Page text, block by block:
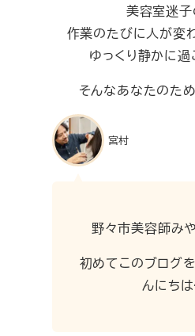
美容室迷子
作業のたびに人が変
ゆっくり静かに過
そんなあなたのた
宮村
野々市美容師み
初めてこのブログ
んにち